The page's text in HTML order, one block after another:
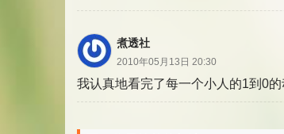
煮透社
2010年05月13日 20:30
我认真地看完了每一个小人的1到0的